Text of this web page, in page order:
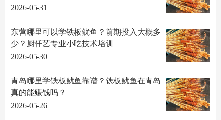
2026-05-31
东营哪里可以学铁板鱿鱼？前期投入大概多
少？厨仟艺专业小吃技术培训
2026-05-30
青岛哪里学铁板鱿鱼靠谱？铁板鱿鱼在青岛
真的能赚钱吗？
2026-05-26